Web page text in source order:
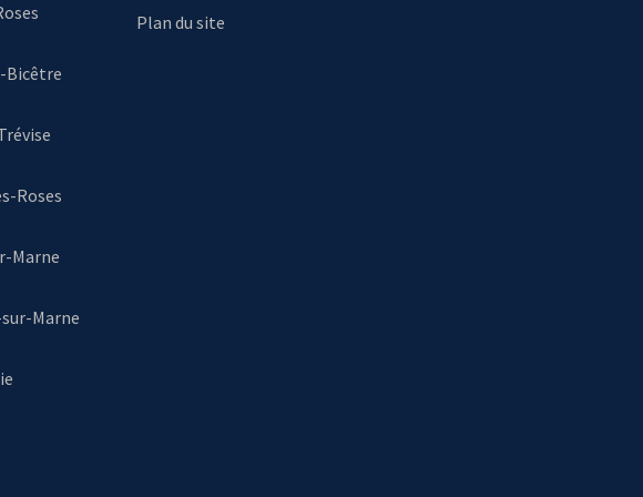
Bicêtre
Roses
Marne
Marne
Plan du site